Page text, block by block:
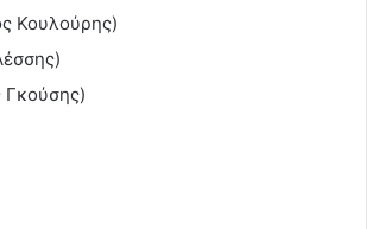
Κουλούρης)
Γκούσης)